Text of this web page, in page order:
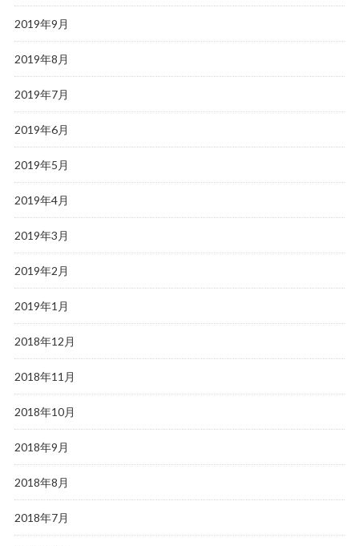
2019年9月
2019年8月
2019年7月
2019年6月
2019年5月
2019年4月
2019年3月
2019年2月
2019年1月
2018年12月
2018年11月
2018年10月
2018年9月
2018年8月
2018年7月